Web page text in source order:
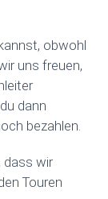
obwohl
uns freuen,
dann
bezahlen.
dass wir
Touren